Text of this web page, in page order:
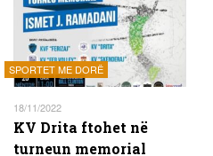
SPORTET ME DORË
18/11/2022
KV Drita ftohet në
turneun memorial